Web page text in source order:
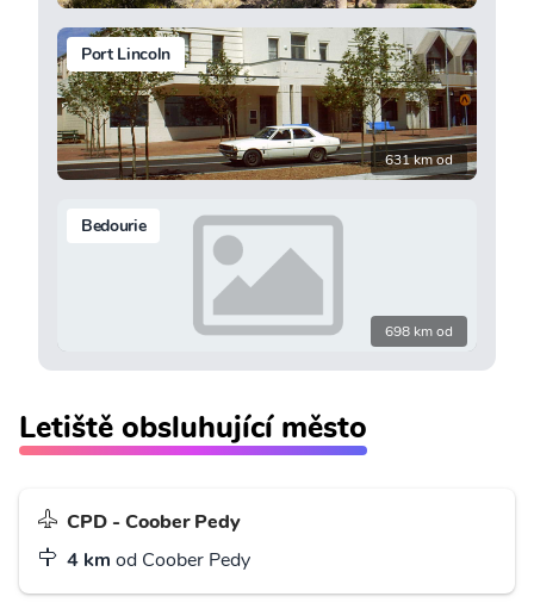
Port Lincoln
631 km od
Bedourie
698 km od
Letiště obsluhující město
CPD - Coober Pedy
4 km od Coober Pedy